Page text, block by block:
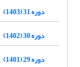
دوره 31 (1403)
دوره 30 (1402)
دوره 29 (1401)